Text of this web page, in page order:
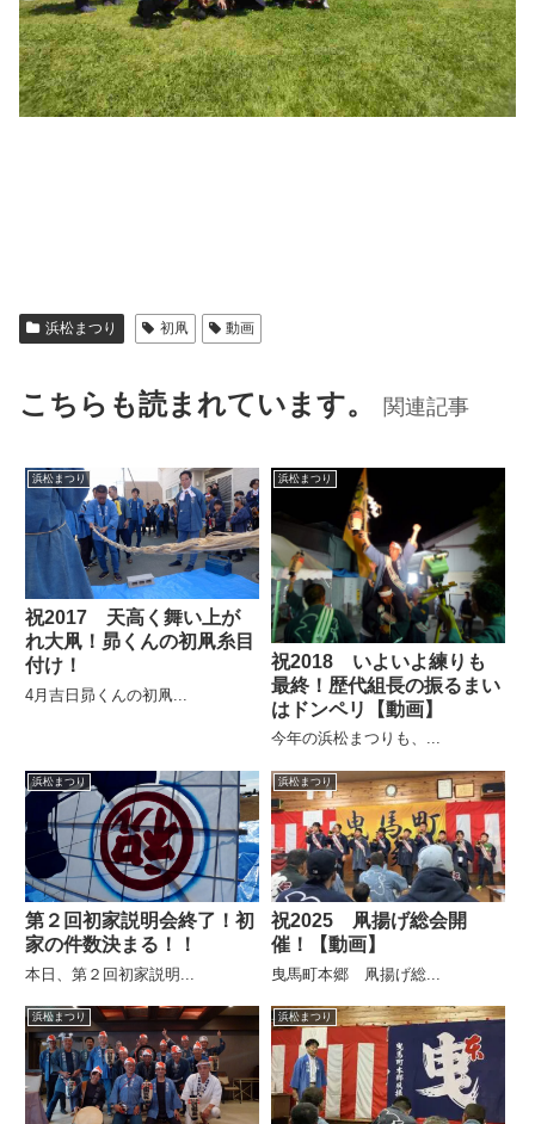
浜松まつり 初凧 動画
こちらも読まれています。 関連記事
浜松まつり
祝2017 天高く舞い上が
れ大凧！昴くんの初凧糸目
付け！
4月吉日昴くんの初凧...
浜松まつり
祝2018 いよいよ練りも
最終！歴代組長の振るまい
はドンペリ【動画】
今年の浜松まつりも、...
浜松まつり
第２回初家説明会終了！初
家の件数決まる！！
本日、第２回初家説明...
浜松まつり
祝2025 凧揚げ総会開
催！【動画】
曳馬町本郷 凧揚げ総...
浜松まつり 浜松まつり